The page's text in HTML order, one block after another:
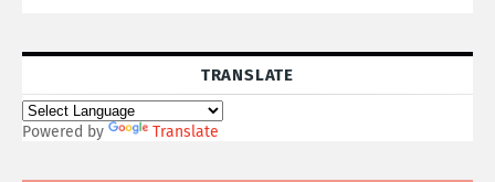
TRANSLATE
Powered by Translate